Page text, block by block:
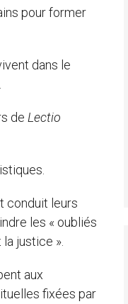
pour former
dans le
de Lectio
conduit leurs
les « oubliés
justice ».
aux
fixées par